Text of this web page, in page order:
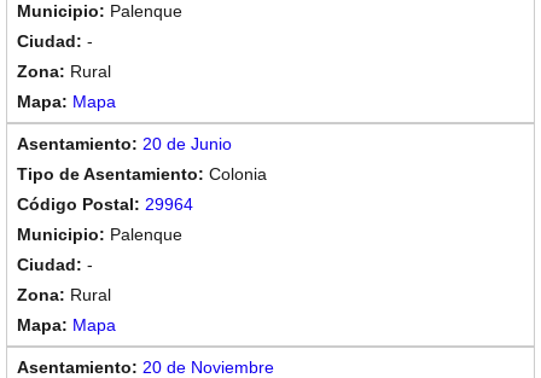
Palenque
-
Rural
Mapa
20 de Junio
Colonia
29964
Palenque
-
Rural
Mapa
20 de Noviembre